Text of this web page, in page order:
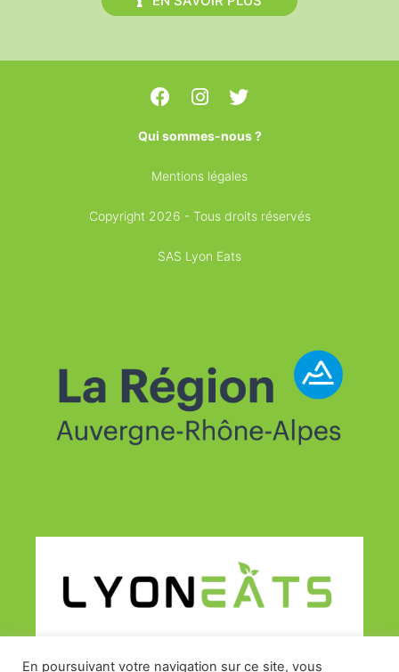
Qui sommes-nous ?
Mentions légales
Copyright 2026 - Tous droits réservés
SAS Lyon Eats
En poursuivant votre navigation sur ce site, vous